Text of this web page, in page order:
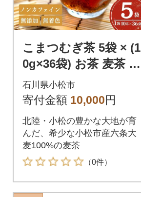
こまつむぎ茶 5袋 × (1
0g×36袋) お茶 麦茶 ノ
ンカフェイン
石川県小松市
寄付金額 10,000円
北陸・小松の豊かな大地が育
んだ、希少な小松市産六条大
麦100%の麦茶
（0件）